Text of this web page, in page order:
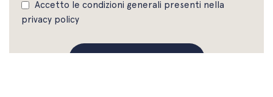
Accetto le condizioni generali presenti nella
privacy policy